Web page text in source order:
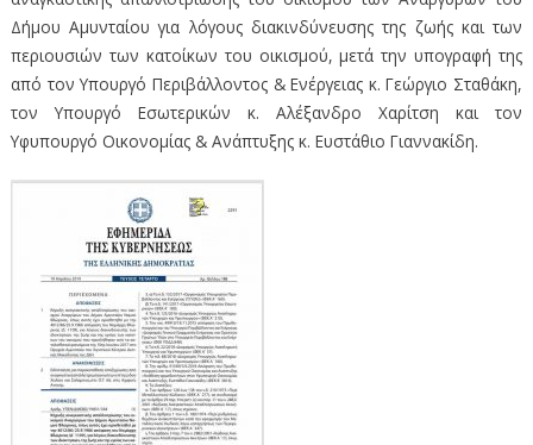
Δήμου Αμυνταίου για λόγους διακινδύνευσης της ζωής και των
περιουσιών των κατοίκων του οικισμού, μετά την υπογραφή της
από τον Υπουργό Περιβάλλοντος & Ενέργειας κ. Γεώργιο Σταθάκη,
τον Υπουργό Εσωτερικών κ. Αλέξανδρο Χαρίτση και τον
Υφυπουργό Οικονομίας & Ανάπτυξης κ. Ευστάθιο Γιαννακίδη.